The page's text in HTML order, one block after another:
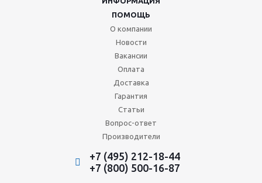
ПОМОЩЬ
О компании
Новости
Вакансии
Оплата
Доставка
Гарантия
Статьи
Вопрос-ответ
Производители
+7 (495) 212-18-44
+7 (800) 500-16-87